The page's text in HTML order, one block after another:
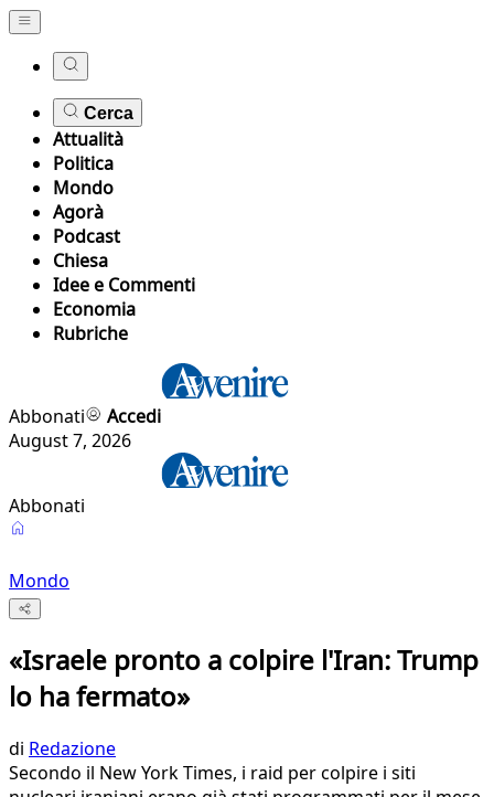
Cerca
Attualità
Politica
Mondo
Agorà
Podcast
Chiesa
Idee e Commenti
Economia
Rubriche
Abbonati
Accedi
August 7, 2026
Abbonati
Mondo
«Israele pronto a colpire l'Iran: Trump
lo ha fermato»
di Redazione
Secondo il New York Times, i raid per colpire i siti